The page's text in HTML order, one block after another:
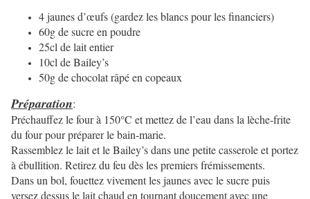
4 jaunes d’œufs (gardez les blancs pour les financiers)
60g de sucre en poudre
25cl de lait entier
10cl de Bailey’s
50g de chocolat râpé en copeaux
Préparation:
Préchauffez le four à 150°C et mettez de l’eau dans la lèche-frite
du four pour préparer le bain-marie.
Rassemblez le lait et le Bailey’s dans une petite casserole et portez
à ébullition. Retirez du feu dès les premiers frémissements.
Dans un bol, fouettez vivement les jaunes avec le sucre puis
versez dessus le lait chaud en tournant doucement avec une